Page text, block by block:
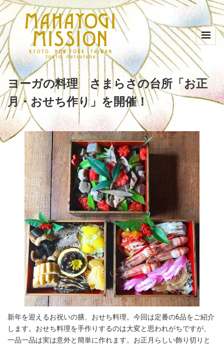
ヨーガの料理 さまらさの台所「お正
月・おせち作り」を開催！
新年を迎えるお祝いの膳、おせち料理。今回は定番の6品をご紹介
します。おせち料理を手作りするのは大変と思われがちですが、
一品一品は実は意外と簡単に作れます。お正月らしい飾り切りと